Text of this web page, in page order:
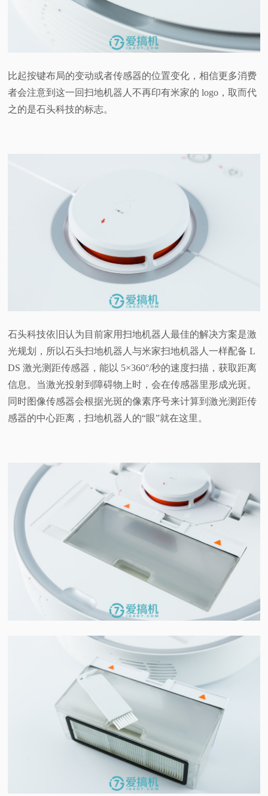
比起按键布局的变动或者传感器的位置变化，相信更多消费
者会注意到这一回扫地机器人不再印有米家的 logo，取而代
之的是石头科技的标志。
石头科技依旧认为目前家用扫地机器人最佳的解决方案是激
光规划，所以石头扫地机器人与米家扫地机器人一样配备 L
DS 激光测距传感器，能以 5×360°/秒的速度扫描，获取距离
信息。当激光投射到障碍物上时，会在传感器里形成光斑。
同时图像传感器会根据光斑的像素序号来计算到激光测距传
感器的中心距离，扫地机器人的“眼”就在这里。